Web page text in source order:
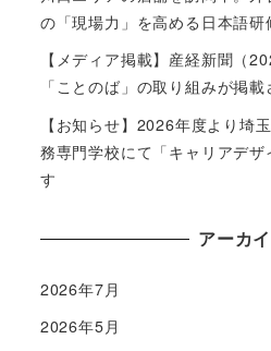
の「現場力」を高める日本語研
【メディア掲載】産経新聞（
「ことのば」の取り組みが掲載
【お知らせ】2026年度より埼
務専門学校にて「キャリアデザ
す
アーカ
2026年7月
2026年5月